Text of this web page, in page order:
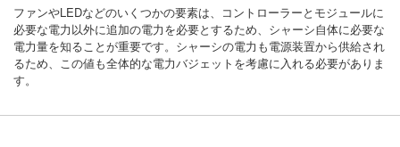
ファンやLEDなどのいくつかの要素は、コントローラーとモジュールに
必要な電力以外に追加の電力を必要とするため、シャーシ自体に必要な
電力量を知ることが重要です。シャーシの電力も電源装置から供給され
るため、この値も全体的な電力バジェットを考慮に入れる必要がありま
す。